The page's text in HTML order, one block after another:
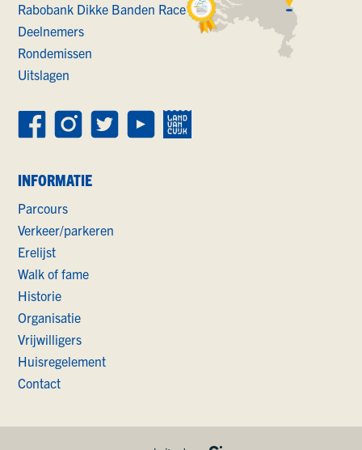
Rabobank Dikke Banden Race
Deelnemers
Rondemissen
Uitslagen
INFORMATIE
Parcours
Verkeer/parkeren
Erelijst
Walk of fame
Historie
Organisatie
Vrijwilligers
Huisregelement
Contact